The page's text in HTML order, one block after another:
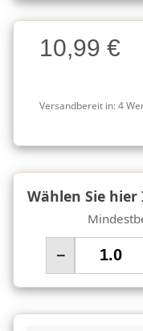
Charge
Charge10,99 €
Versandbereit in:4
Wählen Sie
−